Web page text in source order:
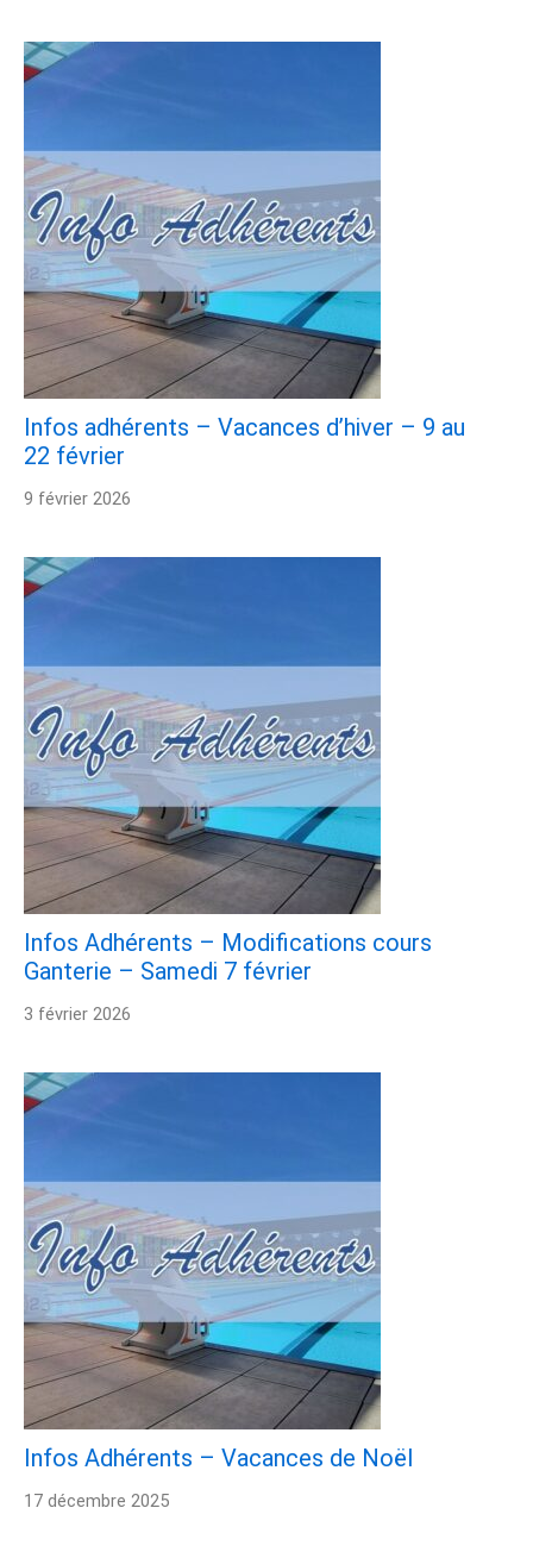
Infos adhérents – Vacances d’hiver – 9 au
22 février
9 février 2026
Infos Adhérents – Modifications cours
Ganterie – Samedi 7 février
3 février 2026
Infos Adhérents – Vacances de Noël
17 décembre 2025